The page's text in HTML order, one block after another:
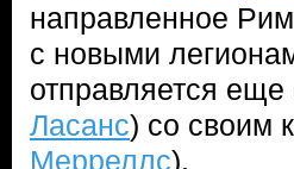
направленное
с новыми
отправляется
Ласанс) со своим
Мерреллс).